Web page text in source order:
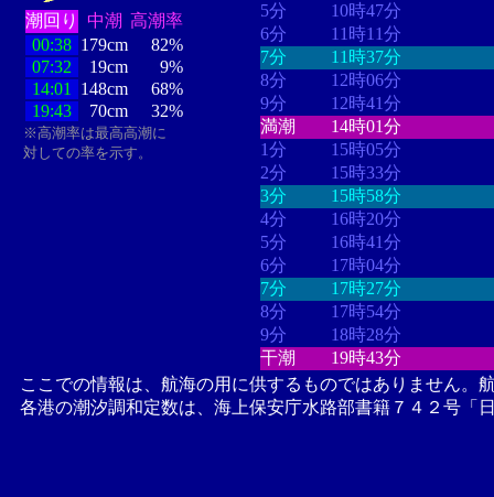
潮回り 中潮 高潮率
00:38 179cm
82%
07:32
19cm
9%
14:01
148cm
68%
19:43
70cm 32%
※高潮率は最高高潮に
対しての率を示す。
5分
10時47分
6分
11時11分
7分
11時37分
8分
12時06分
9分
12時41分
満潮
14時01分
1分
15時05分
2分
15時33分
3分
15時58分
4分
16時20分
5分
16時41分
6分
17時04分
7分
17時27分
8分
17時54分
9分
18時28分
干潮
19時43分
ここでの情報は、航海の用に供するものではありません。
各港の潮汐調和定数は、海上保安庁水路部書籍７４２号「